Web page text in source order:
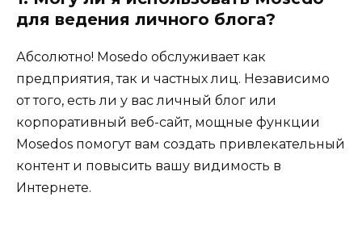
для ведения личного блога?
Абсолютно! Mosedo обслуживает как
предприятия, так и частных лиц. Независимо
от того, есть ли у вас личный блог или
корпоративный веб-сайт, мощные функции
Mosedos помогут вам создать привлекательный
контент и повысить вашу видимость в
Интернете.